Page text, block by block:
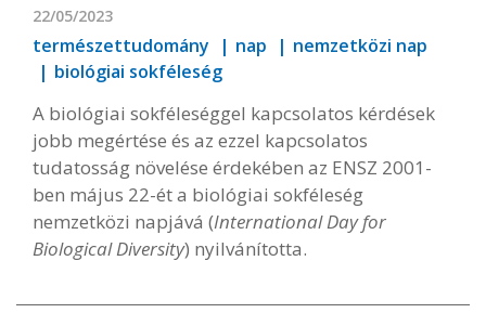
22/05/2023
természettudomány nap
nemzetközi nap
biológiai sokféleség
A biológiai sokféleséggel kapcsolatos kérdések
jobb megértése és az ezzel kapcsolatos
tudatosság növelése érdekében az ENSZ 2001-
ben május 22-ét a biológiai sokféleség
nemzetközi napjává (International Day for
Biological Diversity) nyilvánította.